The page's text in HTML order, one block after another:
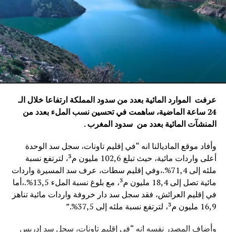
عرفت الموارد المائية بعدد من سدود المملكة ارتفاعا خلال الـ
24 ساعة الماضية، ساهمت في تحسين نسب الملء بعدد من
المنشآت المائية بعدد من سدود المغرب .
وأفاد موقع الماديالنا انه “في إقليم تاونات، سجل سد الوحدة
أعلى واردات مائية، حيث تبلغ 102,6 مليون م³، لترتفع نسبة
ملئه إلى 71,4%.،وفي إقليم سطات، عرف سد المسيرة واردات
مائية تصل إلى 18,4 مليون م³، مع بلوغ نسبة الملء 13,5%.،أما
في إقليم العرائش، فقد سجل سد دار خروفة واردات مائية تناهز
16,9 مليون م³، لترتفع نسبة ملئه إلى 37,5%.”
وأضاف المصدر نفسه انه “في إقليم تاونات، سجل سد إدريس